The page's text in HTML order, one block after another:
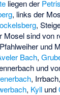
liegen der
, links der
,
Mosel sind von
und
Bach,
und
, Irrbach
, Kyll und